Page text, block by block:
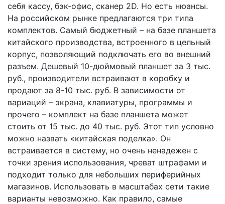
себя кассу, бэк-офис, сканер 2D. Но есть нюансы.
На российском рынке предлагаются три типа
комплектов. Самый бюджетный – на базе планшета
китайского производства, встроенного в цельный
корпус, позволяющий подключать его во внешний
разъем. Дешевый 10-дюймовый планшет за 3 тыс.
руб., производители встраивают в коробку и
продают за 8-10 тыс. руб. В зависимости от
вариаций – экрана, клавиатуры, программы и
прочего – комплект на базе планшета может
стоить от 15 тыс. до 40 тыс. руб. Этот тип условно
можно назвать «китайская поделка». Он
встраивается в систему, но очень ненадежен с
точки зрения использования, чреват штрафами и
подходит только для небольших периферийных
магазинов. Использовать в масштабах сети такие
варианты невозможно. Как правило, самые